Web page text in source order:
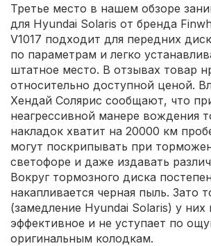
Третье место в нашем обзоре
для Hyundai Solaris от бренда
V1017 подходит для передних
по параметрам и легко
штатное место. В отзывах товар
относительно доступной ценой.
Хендай Солярис сообщают, что
неагрессивной манере вождения
накладок хватит на 20000 км
могут поскрипывать при
светофоре и даже издавать
Вокруг тормозного диска
накапливается черная пыль. Зато
(замедление Hyundai Solaris) у них
эффективное и не уступает по
оригинальным колодкам.